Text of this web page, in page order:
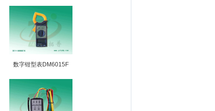
数字钳型表DM6015F